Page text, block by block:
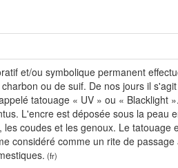
et/ou symbolique permanent
ou de suif. De nos jours il
tatouage « UV » ou «
L'encre est déposée sous la
coudes et les genoux. Le
considéré comme un rite de
(fr)